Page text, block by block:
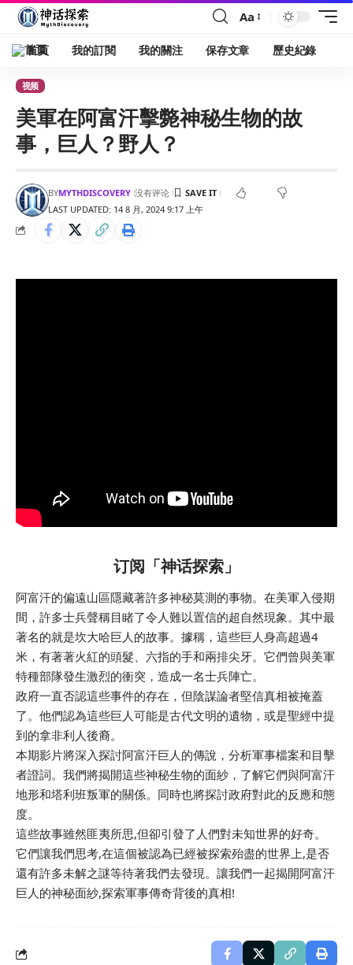
Aa
首頁 我的訂閱 我的關注 保存文章 歷史紀錄
视频
美軍在阿富汗擊斃神秘生物的故
事，巨人？野人？
LAST UPDATED: 14 8 月, 2024 9:17 上午
BYMYTHDISCOVERY 没有评论
订阅「神话探索」
阿富汗的偏遠山區隱藏著許多神秘莫測的事物。在美軍入侵期
間，許多士兵聲稱目睹了令人難以置信的超自然現象。其中最
著名的就是坎大哈巨人的故事。據稱，這些巨人身高超過4
米，有著著火紅的頭髮、六指的手和兩排尖牙。它們曾與美軍
特種部隊發生激烈的衝突，造成一名士兵陣亡。
政府一直否認這些事件的存在，但陰謀論者堅信真相被掩蓋
了。他們認為這些巨人可能是古代文明的遺物，或是聖經中提
到的拿非利人後裔。
本期影片將深入探討阿富汗巨人的傳說，分析軍事檔案和目擊
者證詞。我們將揭開這些神秘生物的面紗，了解它們與阿富汗
地形和塔利班叛軍的關係。同時也將探討政府對此的反應和態
度。
這些故事雖然匪夷所思,但卻引發了人們對未知世界的好奇。
它們讓我們思考,在這個被認為已經被探索殆盡的世界上,是否
還有許多未解之謎等待著我們去發現。讓我們一起揭開阿富汗
巨人的神秘面紗,探索軍事傳奇背後的真相!